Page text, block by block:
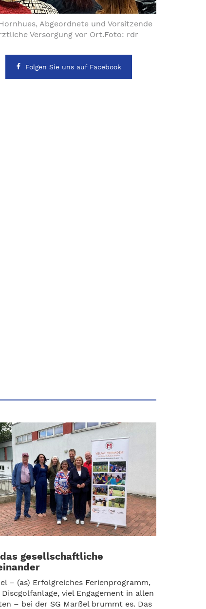
Abgeordnete und Vorsitzende
Versorgung vor Ort.Foto: rdr
Folgen Sie uns auf Facebook
gesellschaftliche
– (as) Erfolgreiches Ferienprogramm,
Discgolfanlage, viel Engagement in allen
– bei der SG Marßel brummt es. Das